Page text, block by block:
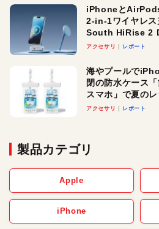
iPhoneと
2-in-1ワイヤレ
South HiRise 2
ースでおしゃれ
アクセサリ レポート
海やプールで
閉の防水ケース
スマホ」で夏の
アクセサリ レポート
製品カテゴリ
Apple
iPhone